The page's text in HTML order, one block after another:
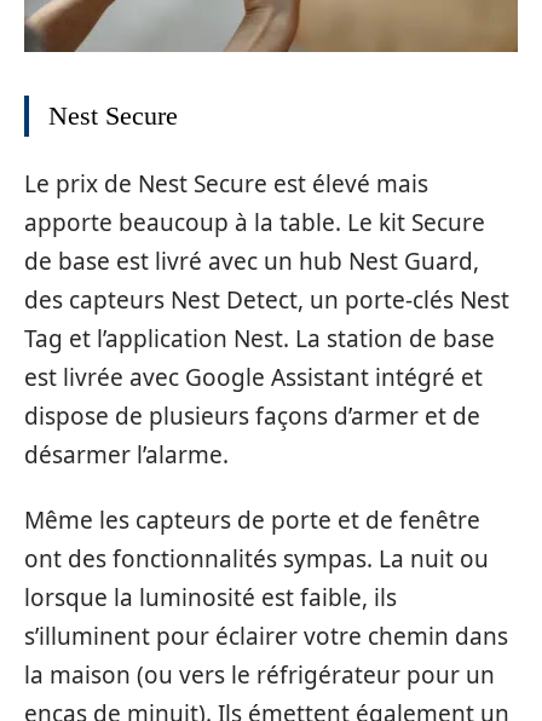
Nest Secure
Le prix de Nest Secure est élevé mais
apporte beaucoup à la table. Le kit Secure
de base est livré avec un hub Nest Guard,
des capteurs Nest Detect, un porte-clés Nest
Tag et l’application Nest. La station de base
est livrée avec Google Assistant intégré et
dispose de plusieurs façons d’armer et de
désarmer l’alarme.
Même les capteurs de porte et de fenêtre
ont des fonctionnalités sympas. La nuit ou
lorsque la luminosité est faible, ils
s’illuminent pour éclairer votre chemin dans
la maison (ou vers le réfrigérateur pour un
encas de minuit). Ils émettent également un